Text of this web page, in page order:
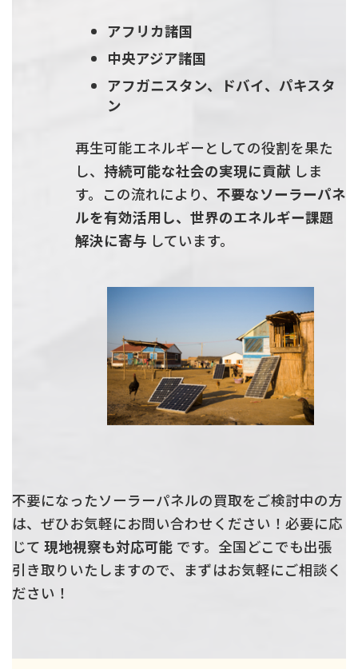
アフリカ諸国
中央アジア諸国
アフガニスタン、ドバイ、パキスタ
ン
再生可能エネルギーとしての役割を果た
し、 持続可能な社会の実現に貢献 しま
す。この流れにより、 不要なソーラーパネ
ルを有効活用し、世界のエネルギー課題
解決に寄与 しています。
不要になったソーラーパネルの買取をご検討中の方
は、ぜひお気軽にお問い合わせください！必要に応
じて 現地視察も対応可能 です。全国どこでも出張
引き取りいたしますので、まずはお気軽にご相談く
ださい！